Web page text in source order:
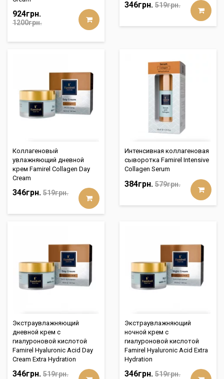
924грн.
1200грн.
346грн. 519грн.
Коллагеновый
увлажняющий дневной
крем Famirel Collagen Day
Cream
346грн. 519грн.
Интенсивная коллагеновая
сыворотка Famirel Intensive
Collagen Serum
384грн. 579грн.
Экстраувлажняющий
дневной крем с
гиалуроновой кислотой
Famirel Hyaluronic Acid Day
Cream Extra Hydration
346грн. 519грн.
Экстраувлажняющий
ночной крем с
гиалуроновой кислотой
Famirel Hyaluronic Acid Extra
Hydration
346грн. 519грн.